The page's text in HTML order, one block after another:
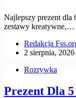
Najlepszy prezent dla
zestawy kreatywne,…
Redakcja
2 sierpnia, 2026
Rozrywka
Prezent Dla